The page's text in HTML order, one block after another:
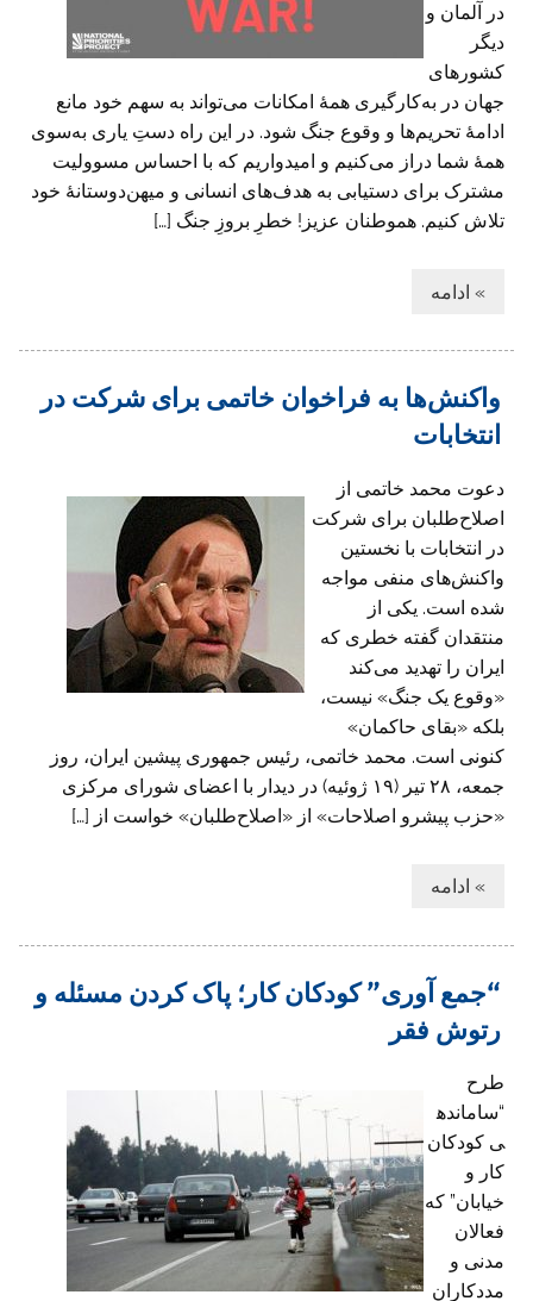
در آلمان و
دیگر
کشورهای
جهان در به‌کارگیری همۀ امکانات می‌تواند به سهم ‏خود مانع
ادامۀ تحریم‌ها و وقوع جنگ شود. در این راه دستِ یاری به‌سوی
همۀ شما دراز می‌کنیم و امیدواریم که با ‏احساس مسوولیت
مشترک برای دستیابی به هدف‌های انسانی و میهن‌دوستانۀ خود
تلاش کنیم. هموطنان عزیز! خطرِ بروزِ جنگ […]
» ادامه
واکنش‌ها به فراخوان خاتمی برای شرکت در
انتخابات
دعوت محمد خاتمی از
اصلاح‌طلبان برای شرکت
در انتخابات با نخستین
واکنش‌های منفی مواجه
شده است. یکی از
منتقدان گفته خطری که
ایران را تهدید می‌کند
«وقوع یک جنگ» نیست،
بلکه «بقای حاکمان»
کنونی است. محمد خاتمی، رئیس جمهوری پیشین ایران، روز
جمعه، ۲۸ تیر (۱۹ ژوئیه) در دیدار با اعضای شورای مرکزی
«حزب پیشرو اصلاحات» از «اصلاح‌طلبان» خواست از […]
» ادامه
“جمع آوری” کودکان کار؛ پاک کردن مسئله و
رتوش فقر
طرح
“سامانده
ی کودکان
کار و
خیابان” که
فعالان
مدنی و
مددکاران